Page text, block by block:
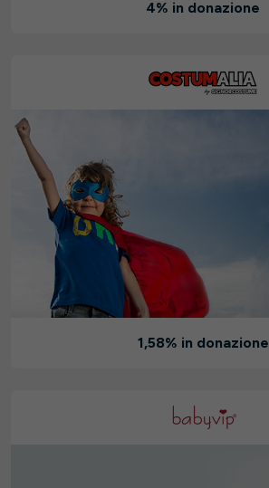
4% in donazione
1,58% in donazione